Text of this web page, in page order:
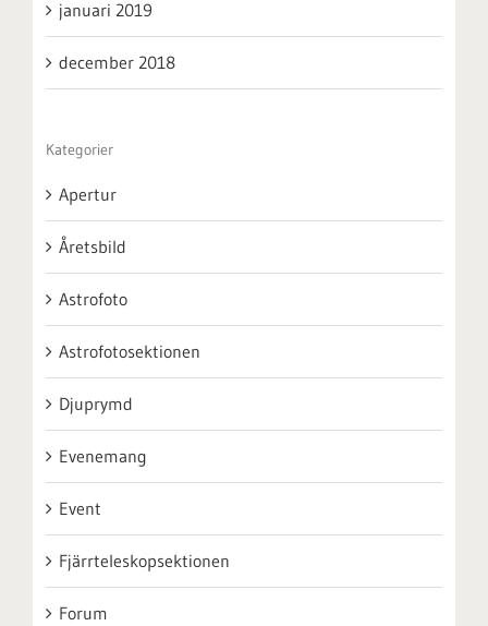
januari 2019
december 2018
Kategorier
Apertur
Åretsbild
Astrofoto
Astrofotosektionen
Djuprymd
Evenemang
Event
Fjärrteleskopsektionen
Forum